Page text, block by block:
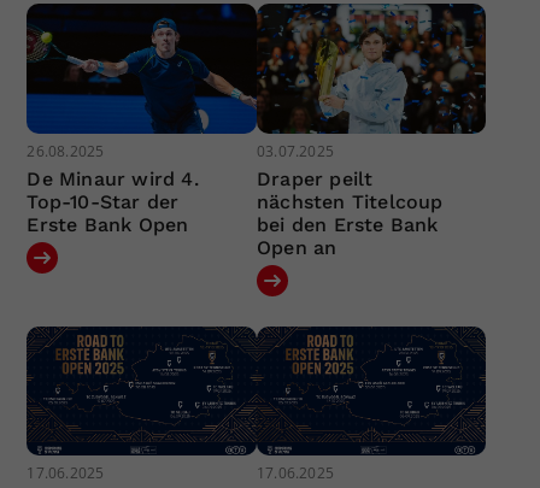
26.08.2025
De Minaur wird 4.
Top-10-Star der
Erste Bank Open
03.07.2025
Draper peilt
nächsten Titelcoup
bei den Erste Bank
Open an
17.06.2025 17.06.2025